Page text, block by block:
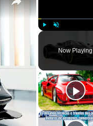
Now Playing